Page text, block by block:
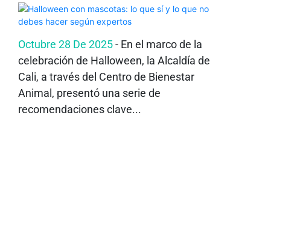
Octubre 28 De 2025- En el marco de la
celebración de Halloween, la Alcaldía de
Cali, a través del Centro de Bienestar
Animal, presentó una serie de
recomendaciones clave...